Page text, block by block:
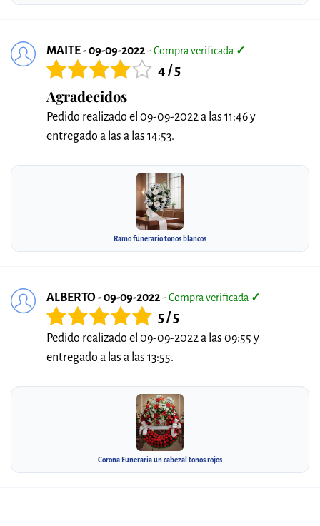
MAITE - 09-09-2022- Compra verificada ✓
4 / 5
Agradecidos
Pedido realizado el 09-09-2022 a las 11:46 y
entregado a las a las 14:53.
Ramo funerario tonos blancos
ALBERTO - 09-09-2022- Compra verificada ✓
5 / 5
Pedido realizado el 09-09-2022 a las 09:55 y
entregado a las a las 13:55.
Corona Funeraria un cabezal tonos rojos